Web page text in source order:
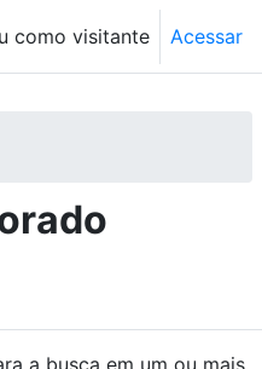
como visitante Acessar
a busca em um ou mais